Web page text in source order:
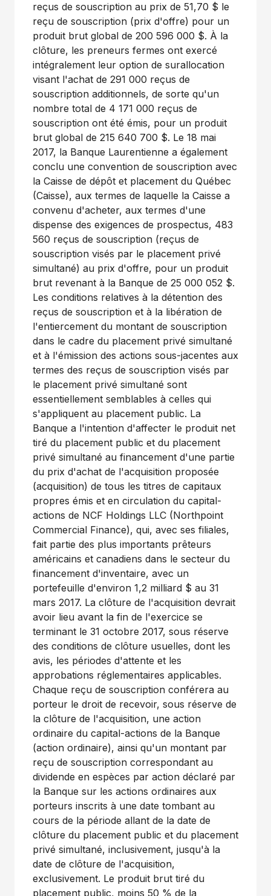
reçus de souscription au prix de 51,70 $ le
reçu de souscription (prix d'offre) pour un
produit brut global de 200 596 000 $. À la
clôture, les preneurs fermes ont exercé
intégralement leur option de surallocation
visant l'achat de 291 000 reçus de
souscription additionnels, de sorte qu'un
nombre total de 4 171 000 reçus de
souscription ont été émis, pour un produit
brut global de 215 640 700 $. Le 18 mai
2017, la Banque Laurentienne a également
conclu une convention de souscription avec
la Caisse de dépôt et placement du Québec
(Caisse), aux termes de laquelle la Caisse a
convenu d'acheter, aux termes d'une
dispense des exigences de prospectus, 483
560 reçus de souscription (reçus de
souscription visés par le placement privé
simultané) au prix d'offre, pour un produit
brut revenant à la Banque de 25 000 052 $.
Les conditions relatives à la détention des
reçus de souscription et à la libération de
l'entiercement du montant de souscription
dans le cadre du placement privé simultané
et à l'émission des actions sous-jacentes aux
termes des reçus de souscription visés par
le placement privé simultané sont
essentiellement semblables à celles qui
s'appliquent au placement public. La
Banque a l'intention d'affecter le produit net
tiré du placement public et du placement
privé simultané au financement d'une partie
du prix d'achat de l'acquisition proposée
(acquisition) de tous les titres de capitaux
propres émis et en circulation du capital-
actions de NCF Holdings LLC (Northpoint
Commercial Finance), qui, avec ses filiales,
fait partie des plus importants prêteurs
américains et canadiens dans le secteur du
financement d'inventaire, avec un
portefeuille d'environ 1,2 milliard $ au 31
mars 2017. La clôture de l'acquisition devrait
avoir lieu avant la fin de l'exercice se
terminant le 31 octobre 2017, sous réserve
des conditions de clôture usuelles, dont les
avis, les périodes d'attente et les
approbations réglementaires applicables.
Chaque reçu de souscription conférera au
porteur le droit de recevoir, sous réserve de
la clôture de l'acquisition, une action
ordinaire du capital-actions de la Banque
(action ordinaire), ainsi qu'un montant par
reçu de souscription correspondant au
dividende en espèces par action déclaré par
la Banque sur les actions ordinaires aux
porteurs inscrits à une date tombant au
cours de la période allant de la date de
clôture du placement public et du placement
privé simultané, inclusivement, jusqu'à la
date de clôture de l'acquisition,
exclusivement. Le produit brut tiré du
placement public, moins 50 % de la